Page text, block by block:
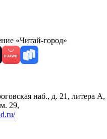
«Читай-город»
наб., д. 21, литера А,
29,